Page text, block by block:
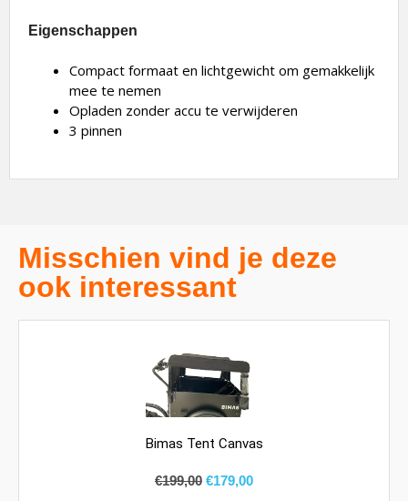
Eigenschappen
Compact formaat en lichtgewicht om gemakkelijk
mee te nemen
Opladen zonder accu te verwijderen
3 pinnen
Misschien vind je deze
ook interessant
Bimas Tent Canvas
€199,00 €179,00